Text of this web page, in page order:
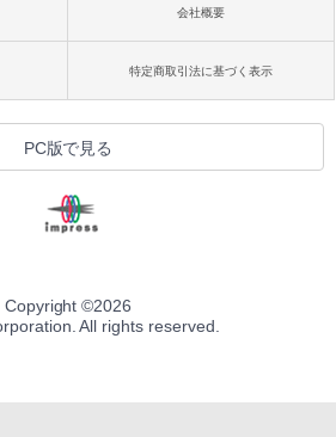
会社概要
特定商取引法に基づく表示
PC版で見る
Copyright ©2026
All rights reserved.